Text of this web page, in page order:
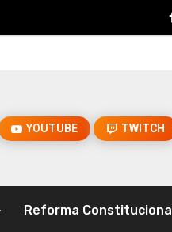
YOUTUBE TWITCH
Reforma Constitucional